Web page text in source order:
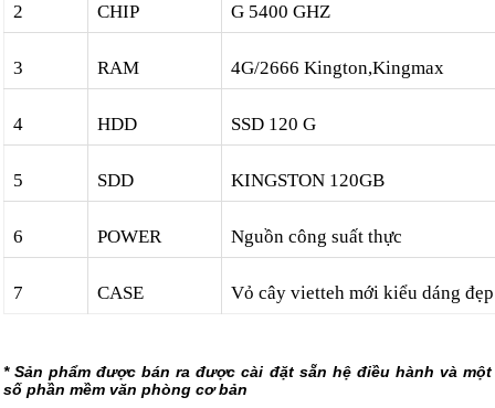
2 CHIP G 5400 GHZ
3 RAM 4G/2666 Kington,Kingmax
4 HDD SSD 120 G
5 SDD KINGSTON 120GB
6 POWER Nguồn công suất thực
7 CASE Vỏ cây vietteh mới kiểu dáng đẹp
* Sản phẩm được bán ra được cài đặt sẵn hệ điều hành và một
số phần mềm văn phòng cơ bản